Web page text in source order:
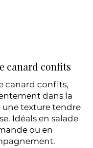
canard confits
canard confits,
dans la
une texture tendre
Idéals en salade
ou en